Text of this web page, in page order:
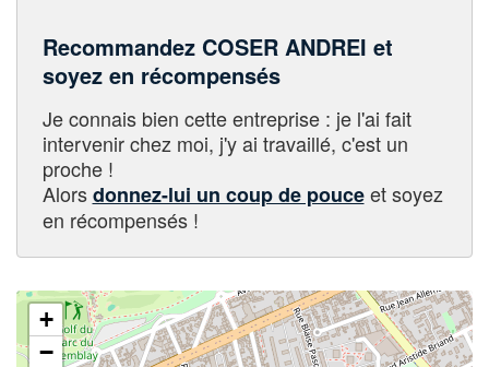
Recommandez COSER ANDREI et
soyez en récompensés
Je connais bien cette entreprise : je l'ai fait
intervenir chez moi, j'y ai travaillé, c'est un
proche !
Alorsdonnez-lui un coup de pouceet soyez
en récompensés !
+
−